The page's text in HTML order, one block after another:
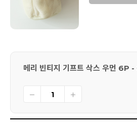
메리 빈티지 기프트 삭스 우먼